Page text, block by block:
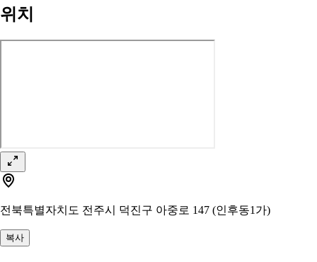
위치
전북특별자치도 전주시 덕진구 아중로 147 (인후동1가)
복사